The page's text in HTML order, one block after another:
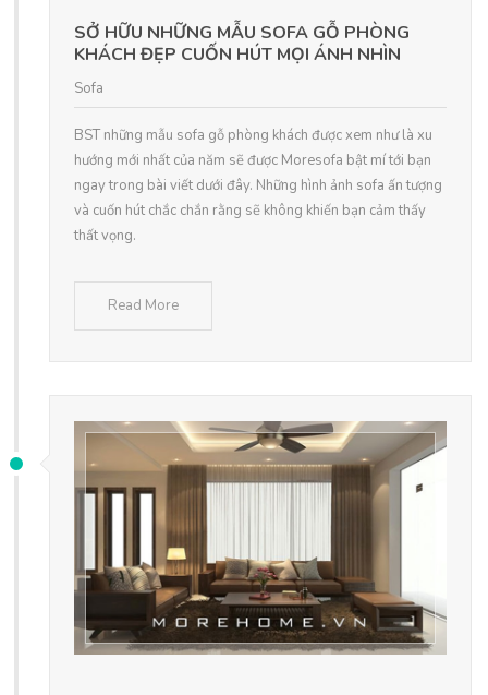
SỞ HỮU NHỮNG MẪU SOFA GỖ PHÒNG
KHÁCH ĐẸP CUỐN HÚT MỌI ÁNH NHÌN
Sofa
BST những mẫu sofa gỗ phòng khách được xem như là xu
hướng mới nhất của năm sẽ được Moresofa bật mí tới bạn
ngay trong bài viết dưới đây. Những hình ảnh sofa ấn tượng
và cuốn hút chắc chắn rằng sẽ không khiến bạn cảm thấy
thất vọng.
Read More